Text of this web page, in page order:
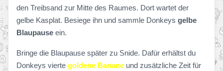
den Treibsand zur Mitte des Raumes. Dort wartet der
gelbe Kasplat. Besiege ihn und sammle Donkeys gelbe
Blaupause ein.
Bringe die Blaupause später zu Snide. Dafür erhältst du
Donkeys vierte goldene Banane und zusätzliche Zeit für